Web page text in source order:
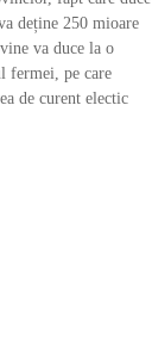
deține 250 mioare
va duce la o
fermei, pe care
de curent electic